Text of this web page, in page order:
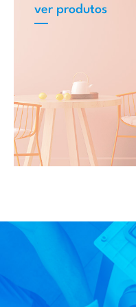
ver produtos